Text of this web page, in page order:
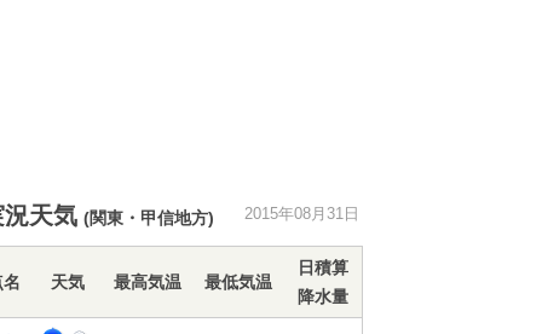
況天気 (関東・甲信地方) 2015年08月31日
天気 最高気温 最低気温
日積算
降水量